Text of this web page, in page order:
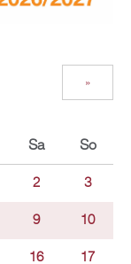
»
Sa So
2 3
9 10
16 17